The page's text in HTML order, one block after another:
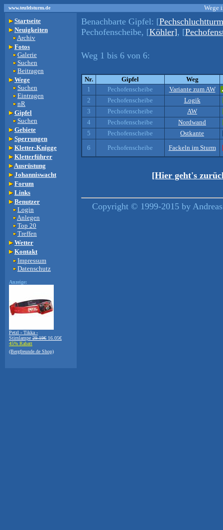
www.teufelsturm.de
Wege
Startseite
Neuigkeiten
Archiv
Fotos
Galerie
Suchen
Beitragen
Wege
Suchen
Eintragen
nR
Gipfel
Suchen
Gebiete
Sperrungen
Kletter-Knigge
Kletterführer
Ausrüstung
Johanniswacht
Forum
Links
Benutzer
Login
Anlegen
Top 20
Treffen
Wetter
Kontakt
Impressum
Datenschutz
Anzeige:
Petzl - Tikka -
Stirnlampe 29.19€ 16.05€
45% Rabatt
(Bergfreunde.de Shop)
Benachbarte Gipfel: [
Pechofenscheibe, [Köhler], [
Weg 1 bis 6 von 6:
Nr. Gipfel
Weg
1
Pechofenscheibe
Variante zum AW
2
Pechofenscheibe
Logik
3
Pechofenscheibe
AW
4
Pechofenscheibe
Nordwand
5
Pechofenscheibe
Ostkante
6
Pechofenscheibe Fackeln im Sturm
[Hier geht's
Copyright © 1999-2015 by